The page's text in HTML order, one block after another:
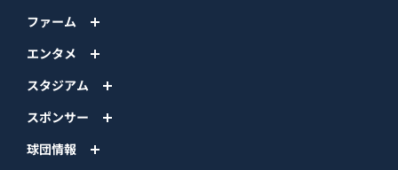
ファーム
エンタメ
スタジアム
スポンサー
球団情報